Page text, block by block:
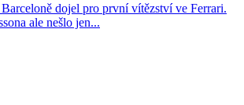
dojel pro první vítězství ve Ferrari.
ale nešlo jen...